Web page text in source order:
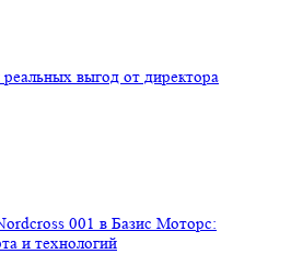
выгод от директора
001 в Базис Моторс:
и технологий